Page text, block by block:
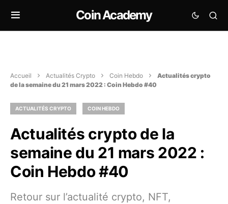
Coin Academy
Accueil Actualités Crypto Coin Hebdo
Actualités crypto
de la semaine du 21 mars 2022 : Coin Hebdo #40
ACTUALITÉS CRYPTO COIN HEBDO
Actualités crypto de la
semaine du 21 mars 2022 :
Coin Hebdo #40
Retour sur l’actualité crypto, NFT,